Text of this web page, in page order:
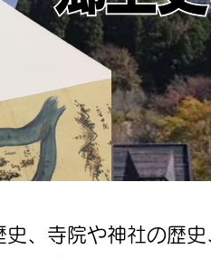
、寺院や神社の歴